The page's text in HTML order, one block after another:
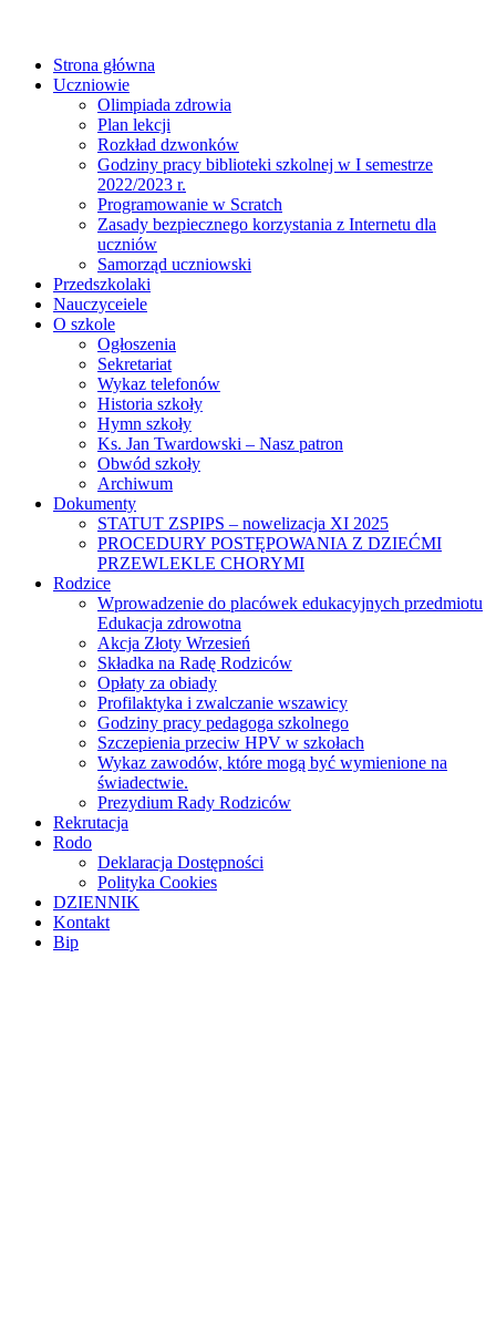
Strona główna
Uczniowie
Olimpiada zdrowia
Plan lekcji
Rozkład dzwonków
Godziny pracy biblioteki szkolnej w I semestrze
2022/2023 r.
Programowanie w Scratch
Zasady bezpiecznego korzystania z Internetu dla
uczniów
Samorząd uczniowski
Przedszkolaki
Nauczyceiele
O szkole
Ogłoszenia
Sekretariat
Wykaz telefonów
Historia szkoły
Hymn szkoły
Ks. Jan Twardowski – Nasz patron
Obwód szkoły
Archiwum
Dokumenty
STATUT ZSPIPS – nowelizacja XI 2025
PROCEDURY POSTĘPOWANIA Z DZIEĆMI
PRZEWLEKLE CHORYMI
Rodzice
Wprowadzenie do placówek edukacyjnych przedmiotu
Edukacja zdrowotna
Akcja Złoty Wrzesień
Składka na Radę Rodziców
Opłaty za obiady
Profilaktyka i zwalczanie wszawicy
Godziny pracy pedagoga szkolnego
Szczepienia przeciw HPV w szkołach
Wykaz zawodów, które mogą być wymienione na
świadectwie.
Prezydium Rady Rodziców
Rekrutacja
Rodo
Deklaracja Dostępności
Polityka Cookies
DZIENNIK
Kontakt
Bip